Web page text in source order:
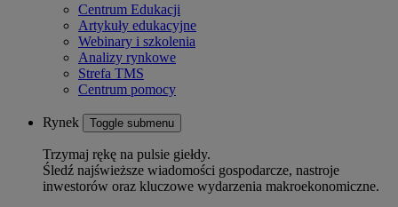
Centrum Edukacji
Artykuły edukacyjne
Webinary i szkolenia
Analizy rynkowe
Strefa TMS
Centrum pomocy
Rynek Toggle submenu
Trzymaj rękę na pulsie giełdy.
Śledź najświeższe wiadomości gospodarcze, nastroje
inwestorów oraz kluczowe wydarzenia makroekonomiczne.